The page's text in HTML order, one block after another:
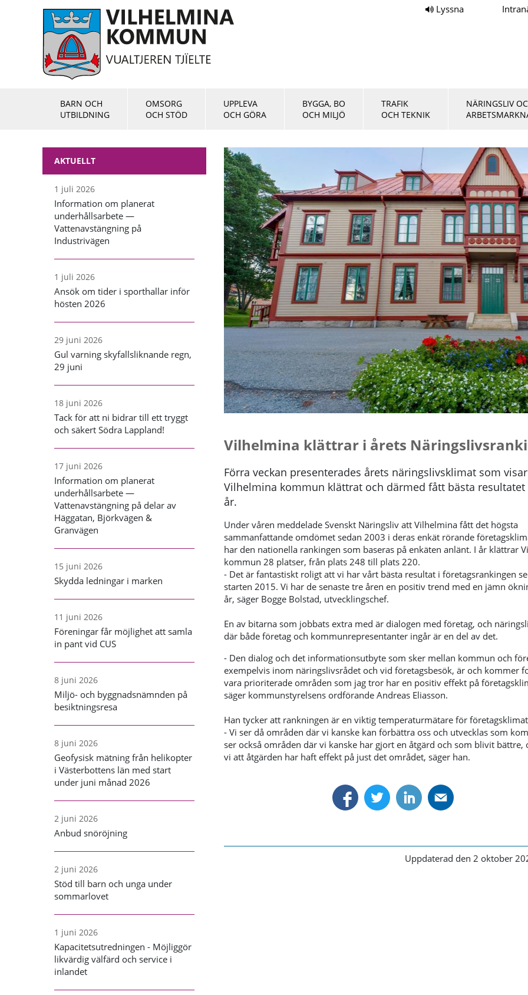
Lyssna
BARN OCH
UTBILDNING
OMSORG
OCH STÖD
UPPLEVA
OCH GÖRA
BYGGA, BO
OCH MILJÖ
TRAFIK
OCH TEKNIK
NÄRINGSLIV
AKTUELLT
1 juli 2026
Information om planerat
underhållsarbete —
Vattenavstängning på
Industrivägen
1 juli 2026
Ansök om tider i sporthallar inför
hösten 2026
29 juni 2026
Gul varning skyfallsliknande regn,
29 juni
18 juni 2026
Tack för att ni bidrar till ett tryggt
och säkert Södra Lappland!
17 juni 2026
Information om planerat
underhållsarbete —
Vattenavstängning på delar av
Häggatan, Björkvägen &
Granvägen
15 juni 2026
Skydda ledningar i marken
11 juni 2026
Föreningar får möjlighet att samla
in pant vid CUS
8 juni 2026
Miljö- och byggnadsnämnden på
besiktningsresa
8 juni 2026
Geofysisk mätning från helikopter
i Västerbottens län med start
under juni månad 2026
2 juni 2026
Anbud snöröjning
2 juni 2026
Stöd till barn och unga under
sommarlovet
1 juni 2026
Kapacitetsutredningen - Möjliggör
likvärdig välfärd och service i
inlandet
Vilhelmina klättrar i årets
Förra veckan presenterades årets näringslivsklimat som
Vilhelmina kommun klättrat och därmed fått bästa resultatet
år.
Under våren meddelade Svenskt Näringsliv att Vilhelmina fått det högsta
sammanfattande omdömet sedan 2003 i deras enkät rörande
har den nationella rankingen som baseras på enkäten anlänt. I år klättrar
kommun 28 platser, från plats 248 till plats 220.
- Det är fantastiskt roligt att vi har vårt bästa resultat i företagsrankingen
starten 2015. Vi har de senaste tre åren en positiv trend med en jämn
år, säger Bogge Bolstad, utvecklingschef.
En av bitarna som jobbats extra med är dialogen med företag, och
där både företag och kommunrepresentanter ingår är en del av det.
- Den dialog och det informationsutbyte som sker mellan kommun och
exempelvis inom näringslivsrådet och vid företagsbesök, är och kommer
vara prioriterade områden som jag tror har en positiv effekt på
säger kommunstyrelsens ordförande Andreas Eliasson.
Han tycker att rankningen är en viktig temperaturmätare för
- Vi ser då områden där vi kanske kan förbättra oss och utvecklas som
ser också områden där vi kanske har gjort en åtgärd och som blivit bättre,
vi att åtgärden har haft effekt på just det området, säger han.
Uppdaterad den 2 oktober